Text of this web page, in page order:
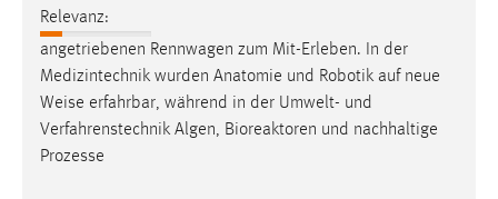
Relevanz:
angetriebenen Rennwagen zum Mit-Erleben. In der
Medizintechnik wurden Anatomie und Robotik auf neue
Weise erfahrbar, während in der Umwelt- und
Verfahrenstechnik Algen, Bioreaktoren und nachhaltige
Prozesse